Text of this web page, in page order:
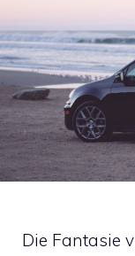
Die Fantasie